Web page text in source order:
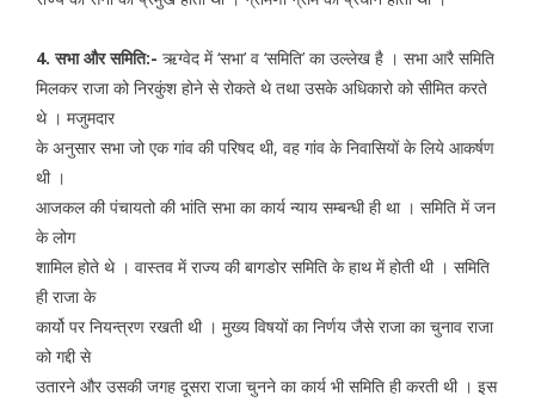
4. सभा और समिति:- ऋग्वेद में ‘सभा’ व ‘समिति’ का उल्लेख है । सभा आरै समिति
मिलकर राजा को निरकुंश होने से रोकते थे तथा उसके अधिकारो को सीमित करते
थे । मजुमदार
के अनुसार सभा जो एक गांव की परिषद थी, वह गांव के निवासियों के लिये आकर्षण
थी ।
आजकल की पंचायतो की भांति सभा का कार्य न्याय सम्बन्धी ही था । समिति में जन
के लोग
शामिल होते थे । वास्तव में राज्य की बागडोर समिति के हाथ में होती थी । समिति
ही राजा के
कार्यो पर नियन्त्रण रखती थी । मुख्य विषयों का निर्णय जैसे राजा का चुनाव राजा
को गद्दी से
उतारने और उसकी जगह दूसरा राजा चुनने का कार्य भी समिति ही करती थी । इस